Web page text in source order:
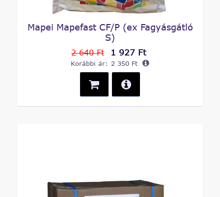
Mapei Mapefast CF/P (ex Fagyásgátló
S)
2 640 Ft 1 927 Ft
Korábbi ár: 2 350 Ft